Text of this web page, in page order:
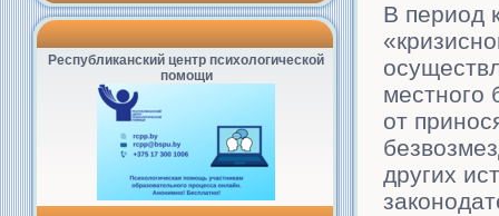
Республиканский центр психологической
помощи
В период
местного
от
других